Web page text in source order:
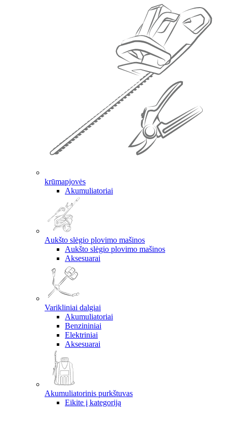
krūmapjovės
Akumuliatoriai
Aukšto slėgio plovimo mašinos
Aukšto slėgio plovimo mašinos
Aksesuarai
Varikliniai dalgiai
Akumuliatoriai
Benzininiai
Elektriniai
Aksesuarai
Akumuliatorinis purkštuvas
Eikite į kategoriją